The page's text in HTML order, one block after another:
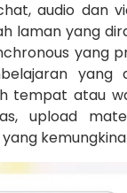
audio dan
laman yang
yang
yang
tempat atau
upload